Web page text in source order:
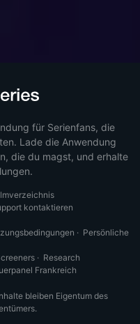
für Serienfans, die
Lade die Anwendung
die du magst, und erhalte
kontaktieren
· Persönliche
· Research
Frankreich
bleiben Eigentum des